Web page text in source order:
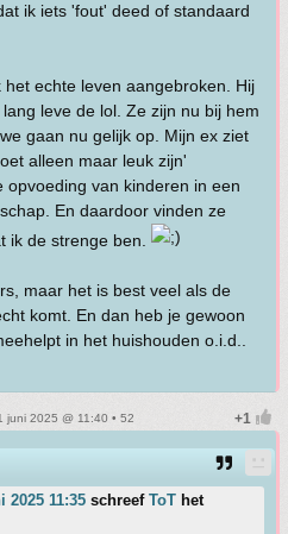
ik iets 'fout' deed of standaard
echte leven aangebroken. Hij
leve de lol. Ze zijn nu bij hem
gaan nu gelijk op. Mijn ex ziet
alleen maar leuk zijn'
van kinderen in een
En daardoor vinden ze
ik de strenge ben.
maar het is best veel als de
komt. En dan heb je gewoon
in het huishouden o.i.d..
juni 2025 @ 11:40 • 52
2025 11:35 schreef ToT het